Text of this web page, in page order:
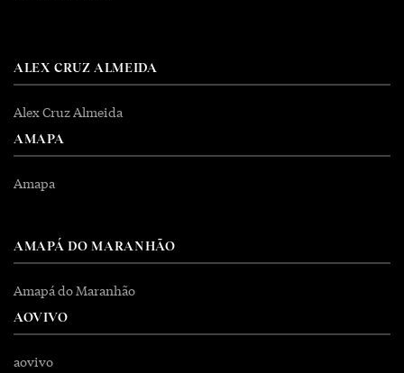
ALEX CRUZ ALMEIDA
Alex Cruz Almeida
AMAPA
Amapa
AMAPÁ DO MARANHÃO
Amapá do Maranhão
AOVIVO
aovivo